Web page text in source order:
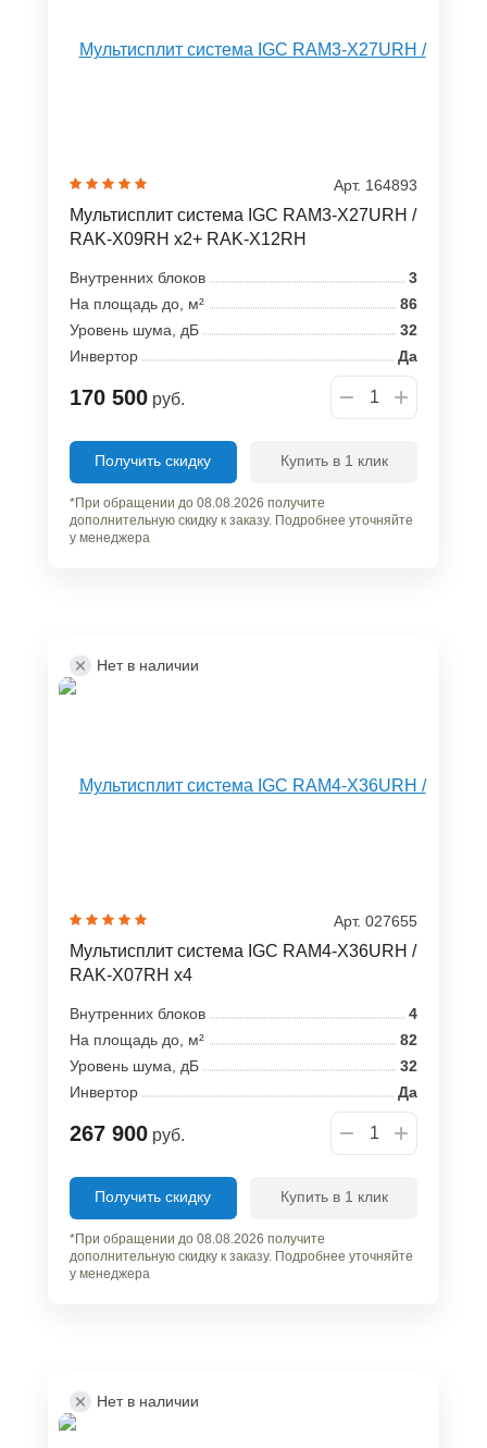
Арт. 164893
Мультисплит система IGC RAM3-X27URH /
RAK-X09RH x2+ RAK-X12RH
Внутренних блоков
3
На площадь до, м²
86
Уровень шума, дБ
32
Инвертор
Да
170 500 руб.
Получить скидку Купить в 1 клик
*При обращении до 08.08.2026 получите
дополнительную скидку к заказу. Подробнее уточняйте
у менеджера
Нет в наличии
Арт. 027655
Мультисплит система IGC RAM4-X36URH /
RAK-X07RH x4
Внутренних блоков
4
На площадь до, м²
82
Уровень шума, дБ
32
Инвертор
Да
267 900 руб.
Получить скидку Купить в 1 клик
*При обращении до 08.08.2026 получите
дополнительную скидку к заказу. Подробнее уточняйте
у менеджера
Нет в наличии